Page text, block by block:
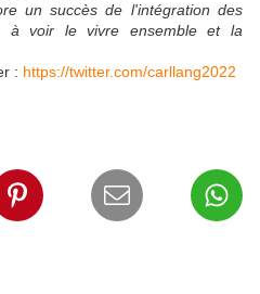
un succès de l'intégration des
à voir le vivre ensemble et la
: https://twitter.com/carllang2022